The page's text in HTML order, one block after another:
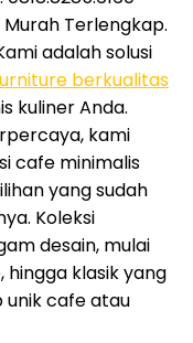
Murah Terlengkap.
adalah solusi
berkualitas
kuliner Anda.
kami
cafe minimalis
yang sudah
Koleksi
desain, mulai
klasik yang
unik cafe atau